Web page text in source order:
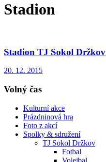
Stadion
Stadion TJ Sokol Držkov
20. 12. 2015
Volný čas
Kulturní akce
Prázdninová hra
Foto z akcí
Spolky & sdružení
TJ Sokol Držkov
Fotbal
Volejbal